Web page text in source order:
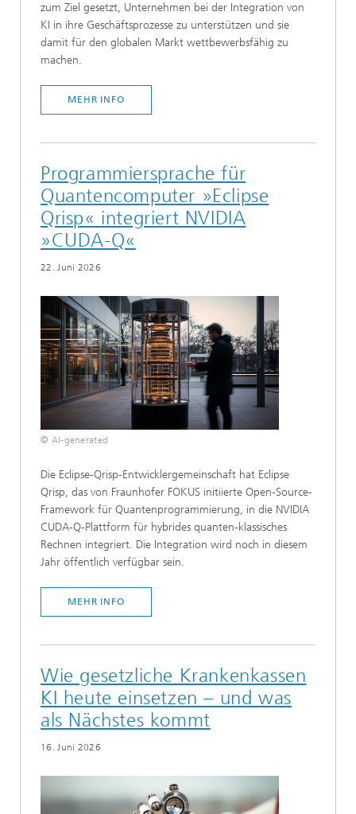
zum Ziel gesetzt, Unternehmen bei der Integration von
KI in ihre Geschäftsprozesse zu unterstützen und sie
damit für den globalen Markt wettbewerbsfähig zu
machen.
MEHR INFO
Programmiersprache für
Quantencomputer »Eclipse
Qrisp« integriert NVIDIA
»CUDA-Q«
22. Juni 2026
© AI-generated
Die Eclipse-Qrisp-Entwicklergemeinschaft hat Eclipse
Qrisp, das von Fraunhofer FOKUS initiierte Open-Source-
Framework für Quantenprogrammierung, in die NVIDIA
CUDA-Q-Plattform für hybrides quanten-klassisches
Rechnen integriert. Die Integration wird noch in diesem
Jahr öffentlich verfügbar sein.
MEHR INFO
Wie gesetzliche Krankenkassen
KI heute einsetzen – und was
als Nächstes kommt
16. Juni 2026